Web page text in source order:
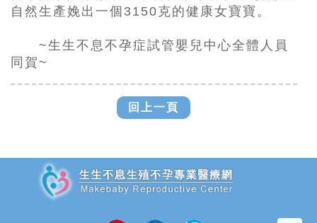
自然生產娩出一個 3150克的健康女寶寶。
~生生不息不孕症試管嬰兒中心全體人員
同賀~
回上一頁